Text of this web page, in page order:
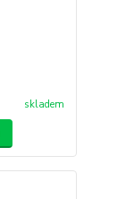
skladem